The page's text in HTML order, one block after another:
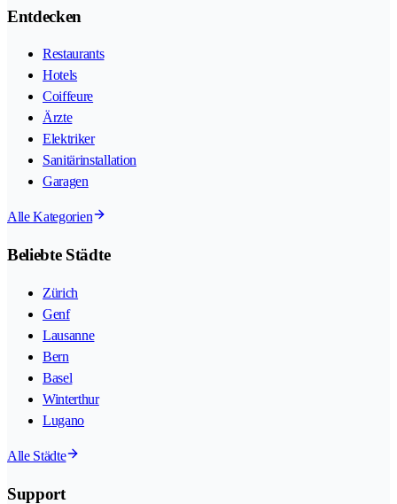
Entdecken
Restaurants
Hotels
Coiffeure
Ärzte
Elektriker
Sanitärinstallation
Garagen
Alle Kategorien
Beliebte Städte
Zürich
Genf
Lausanne
Bern
Basel
Winterthur
Lugano
Alle Städte
Support